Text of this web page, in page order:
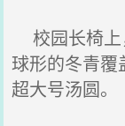
校园长椅上
球形的冬青覆
超大号汤圆。